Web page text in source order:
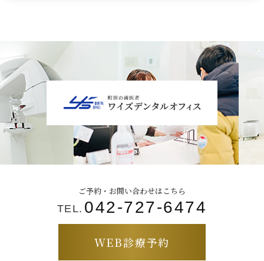
ご予約・お問い合わせはこちら
TEL. 042-727-6474
WEB診療予約